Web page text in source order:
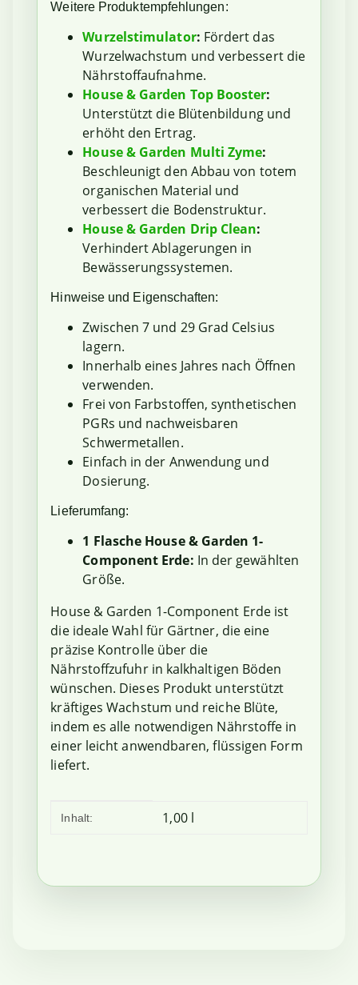
Weitere Produktempfehlungen:
Wurzelstimulator: Fördert das
Wurzelwachstum und verbessert die
Nährstoffaufnahme.
House & Garden Top Booster:
Unterstützt die Blütenbildung und
erhöht den Ertrag.
House & Garden Multi Zyme:
Beschleunigt den Abbau von totem
organischen Material und
verbessert die Bodenstruktur.
House & Garden Drip Clean:
Verhindert Ablagerungen in
Bewässerungssystemen.
Hinweise und Eigenschaften:
Zwischen 7 und 29 Grad Celsius
lagern.
Innerhalb eines Jahres nach Öffnen
verwenden.
Frei von Farbstoffen, synthetischen
PGRs und nachweisbaren
Schwermetallen.
Einfach in der Anwendung und
Dosierung.
Lieferumfang:
1 Flasche House & Garden 1-
Component Erde: In der gewählten
Größe.
House & Garden 1-Component Erde ist
die ideale Wahl für Gärtner, die eine
präzise Kontrolle über die
Nährstoffzufuhr in kalkhaltigen Böden
wünschen. Dieses Produkt unterstützt
kräftiges Wachstum und reiche Blüte,
indem es alle notwendigen Nährstoffe in
einer leicht anwendbaren, flüssigen Form
liefert.
Produkteigenschaft
Wert
Inhalt: 1,00 l